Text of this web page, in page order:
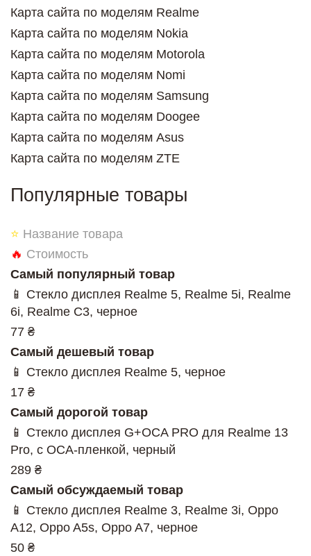
Карта сайта по моделям Realme
Карта сайта по моделям Nokia
Карта сайта по моделям Motorola
Карта сайта по моделям Nomi
Карта сайта по моделям Samsung
Карта сайта по моделям Doogee
Карта сайта по моделям Asus
Карта сайта по моделям ZTE
Популярные товары
⭐ Название товара
🔥 Стоимость
Самый популярный товар
📱 Стекло дисплея Realme 5, Realme 5i, Realme
6i, Realme C3, черное
77 ₴
Самый дешевый товар
📱 Стекло дисплея Realme 5, черное
17 ₴
Самый дорогой товар
📱 Стекло дисплея G+OCA PRO для Realme 13
Pro, с ОСА-пленкой, черный
289 ₴
Самый обсуждаемый товар
📱 Стекло дисплея Realme 3, Realme 3i, Oppo
A12, Oppo A5s, Oppo A7, черное
50 ₴